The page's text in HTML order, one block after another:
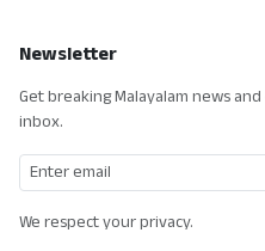
Newsletter
Get breaking Malayalam news
inbox.
We respect your privacy.